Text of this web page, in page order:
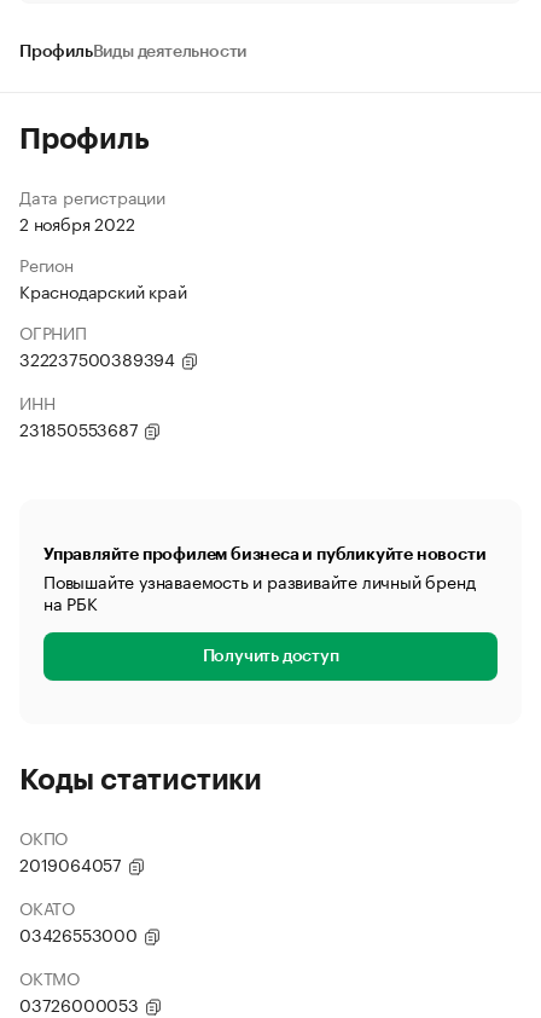
ПрофильВиды деятельности
Профиль
Дата регистрации
2 ноября 2022
Регион
Краснодарский край
ОГРНИП
322237500389394
ИНН
231850553687
Управляйте профилем бизнеса и публикуйте новости
Повышайте узнаваемость и развивайте личный бренд
на РБК
Получить доступ
Коды статистики
ОКПО
2019064057
ОКАТО
03426553000
ОКТМО
03726000053